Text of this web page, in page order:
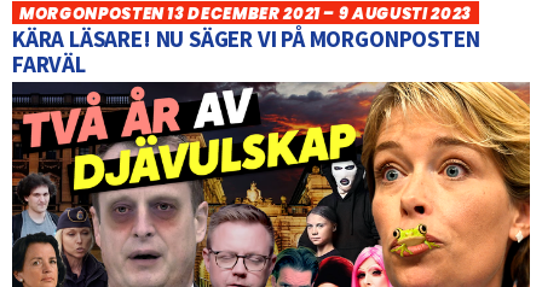
MORGONPOSTEN 13 DECEMBER 2021 – 9 AUGUSTI 2023
KÄRA LÄSARE! NU SÄGER VI PÅ MORGONPOSTEN
FARVÄL